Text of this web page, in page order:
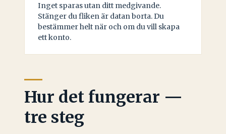
Inget sparas utan ditt medgivande.
Stänger du fliken är datan borta. Du
bestämmer helt när och om du vill skapa
ett konto.
Hur det fungerar —
tre steg